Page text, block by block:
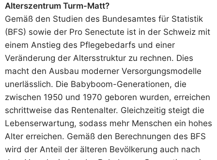
Alterszentrum Turm-Matt?
Gemäß den Studien des Bundesamtes für Statistik
(BFS) sowie der Pro Senectute ist in der Schweiz mit
einem Anstieg des Pflegebedarfs und einer
Veränderung der Altersstruktur zu rechnen. Dies
macht den Ausbau moderner Versorgungsmodelle
unerlässlich. Die Babyboom-Generationen, die
zwischen 1950 und 1970 geboren wurden, erreichen
schrittweise das Rentenalter. Gleichzeitig steigt die
Lebenserwartung, sodass mehr Menschen ein hohes
Alter erreichen. Gemäß den Berechnungen des BFS
wird der Anteil der älteren Bevölkerung auch nach